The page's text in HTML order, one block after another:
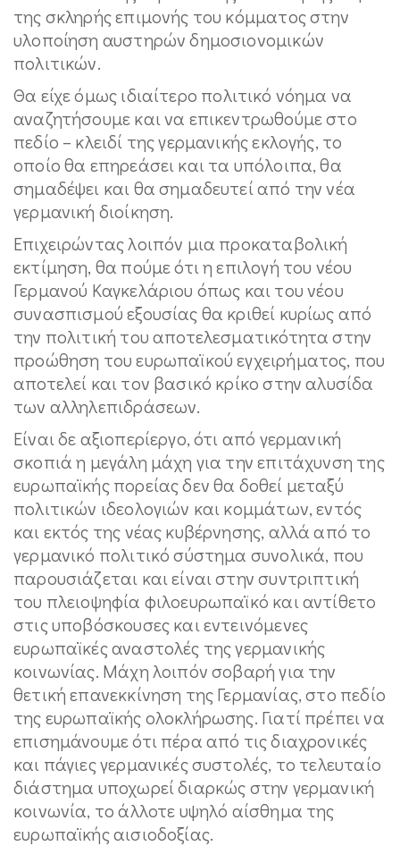
της σκληρής επιμονής του κόμματος στην
υλοποίηση αυστηρών δημοσιονομικών
πολιτικών.
Θα είχε όμωςιδιαίτερο πολιτικό νόημα να
αναζητήσουμε και να επικεντρωθούμε στο
πεδίο – κλειδί της γερμανικής εκλογής, το
οποίο θα επηρεάσει και τα υπόλοιπα, θα
σημαδέψει και θα σημαδευτεί από την νέα
γερμανική διοίκηση.
Επιχειρώντας λοιπόν μια προκαταβολική
εκτίμηση, θα πούμε ότι η επιλογή του νέου
Γερμανού Καγκελάριου όπως και του νέου
συνασπισμού εξουσίας θα κριθεί κυρίως από
την πολιτική του αποτελεσματικότητα στην
προώθηση του ευρωπαϊκού εγχειρήματος, που
αποτελεί και τον βασικό κρίκο στην αλυσίδα
των αλληλεπιδράσεων.
Είναι δε αξιοπερίεργο, ότι από γερμανική
σκοπιά η μεγάλη μάχη για την επιτάχυνση της
ευρωπαϊκής πορείας δεν θα δοθεί μεταξύ
πολιτικών ιδεολογιών και κομμάτων, εντός
και εκτός της νέας κυβέρνησης, αλλά από το
γερμανικό πολιτικό σύστημα συνολικά, που
παρουσιάζεται και είναι στην συντριπτική
του πλειοψηφία φιλοευρωπαϊκό και αντίθετο
στις υποβόσκουσες και εντεινόμενες
ευρωπαϊκές αναστολές της γερμανικής
κοινωνίας. Μάχη λοιπόν σοβαρή για την
θετική επανεκκίνηση της Γερμανίας, στο πεδίο
της ευρωπαϊκής ολοκλήρωσης. Γιατί πρέπει να
επισημάνουμε ότι πέρα από τις διαχρονικές
και πάγιες γερμανικές συστολές, το τελευταίο
διάστημα υποχωρεί διαρκώς στην γερμανική
κοινωνία, το άλλοτε υψηλό αίσθημα της
ευρωπαϊκής αισιοδοξίας.